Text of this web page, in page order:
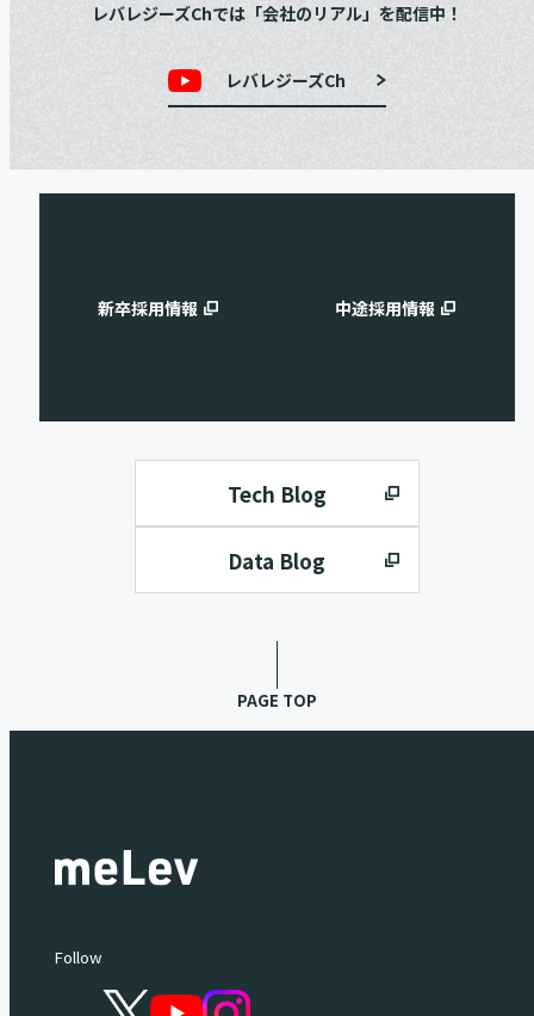
レバレジーズChでは「会社のリアル」を配信中！
レバレジーズCh
新卒採用情報 中途採用情報
Tech Blog
Data Blog
PAGE TOP
Follow